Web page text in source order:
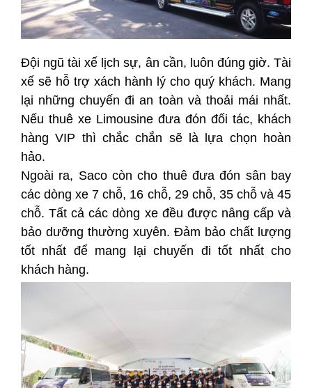
Đội ngũ tài xế lịch sự, ân cần, luôn đúng giờ. Tài
xế sẽ hỗ trợ xách hành lý cho quý khách. Mang
lại những chuyến đi an toàn và thoải mái nhất.
Nếu thuê xe Limousine đưa đón đối tác, khách
hàng VIP thì chắc chắn sẽ là lựa chọn hoàn
hảo.
Ngoài ra, Saco còn cho thuê đưa đón sân bay
các dòng xe 7 chỗ, 16 chỗ, 29 chỗ, 35 chỗ và 45
chỗ. Tất cả các dòng xe đều được nâng cấp và
bảo dưỡng thường xuyên. Đảm bảo chất lượng
tốt nhất để mang lại chuyến đi tốt nhất cho
khách hàng.